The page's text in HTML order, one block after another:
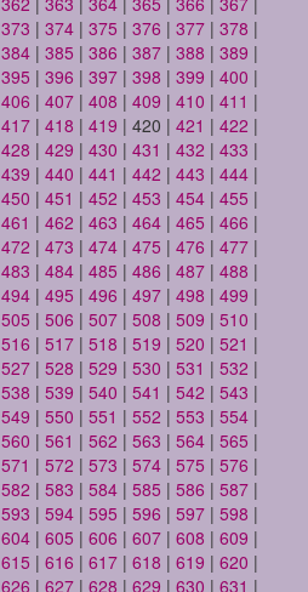
373 | 374 | 375 | 376 | 377 | 378 |
384 | 385 | 386 | 387 | 388 | 389 |
395 | 396 | 397 | 398 | 399 | 400 |
406 | 407 | 408 | 409 | 410 | 411 |
417 | 418 | 419 | 420 | 421 | 422 |
428 | 429 | 430 | 431 | 432 | 433 |
439 | 440 | 441 | 442 | 443 | 444 |
450 | 451 | 452 | 453 | 454 | 455 |
461 | 462 | 463 | 464 | 465 | 466 |
472 | 473 | 474 | 475 | 476 | 477 |
483 | 484 | 485 | 486 | 487 | 488 |
494 | 495 | 496 | 497 | 498 | 499 |
505 | 506 | 507 | 508 | 509 | 510 |
516 | 517 | 518 | 519 | 520 | 521 |
527 | 528 | 529 | 530 | 531 | 532 |
538 | 539 | 540 | 541 | 542 | 543 |
549 | 550 | 551 | 552 | 553 | 554 |
560 | 561 | 562 | 563 | 564 | 565 |
571 | 572 | 573 | 574 | 575 | 576 |
582 | 583 | 584 | 585 | 586 | 587 |
593 | 594 | 595 | 596 | 597 | 598 |
604 | 605 | 606 | 607 | 608 | 609 |
615 | 616 | 617 | 618 | 619 | 620 |
626 | 627 | 628 | 629 | 630 | 631 |